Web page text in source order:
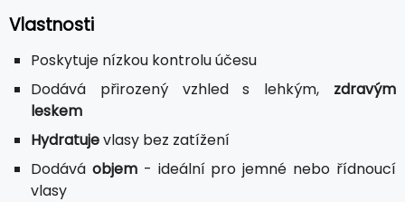
Vlastnosti
Poskytuje nízkou kontrolu účesu
Dodává přirozený vzhled s lehkým, zdravým
leskem
Hydratujevlasy bez zatížení
Dodává objem- ideální pro jemné nebo řídnoucí
vlasy